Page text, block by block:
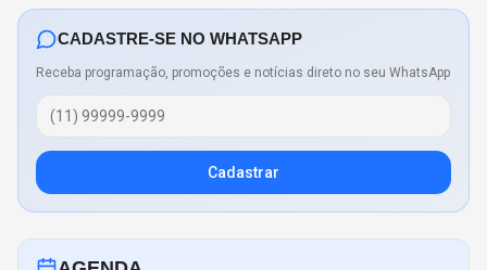
CADASTRE-SE NO WHATSAPP
Receba programação, promoções e notícias direto no seu WhatsApp
Cadastrar